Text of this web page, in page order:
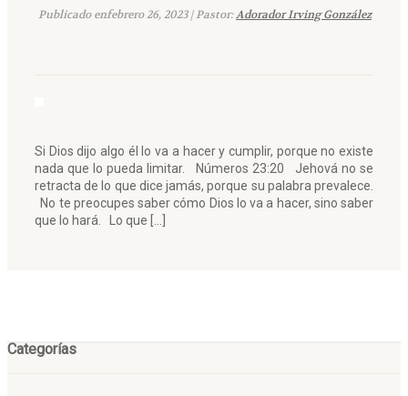
Publicado enfebrero 26, 2023 | Pastor:Adorador Irving González
Si Dios dijo algo él lo va a hacer y cumplir, porque no existe
nada que lo pueda limitar. Números 23:20 Jehová no se
retracta de lo que dice jamás, porque su palabra prevalece.
No te preocupes saber cómo Dios lo va a hacer, sino saber
que lo hará. Lo que […]
Categorías